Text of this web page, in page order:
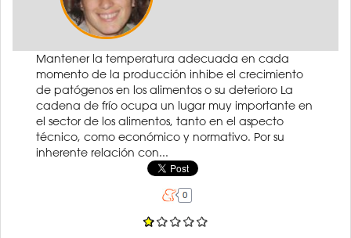
Mantener la temperatura adecuada en cada
momento de la producción inhibe el crecimiento
de patógenos en los alimentos o su deterioro La
cadena de frío ocupa un lugar muy importante en
el sector de los alimentos, tanto en el aspecto
técnico, como económico y normativo. Por su
inherente relación con...